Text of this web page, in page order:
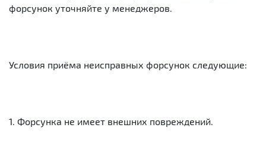
форсунок уточняйте у менеджеров.
Условия приёма неисправных форсунок следующие:
1. Форсунка не имеет внешних повреждений.